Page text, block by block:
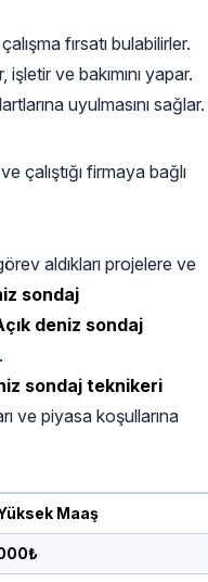
fırsatı bulabilirler.
ve bakımını yapar.
uyulmasını sağlar.
çalıştığı firmaya bağlı
aldıkları projelere ve
sondaj
deniz sondaj
sondaj teknikeri
ve piyasa koşullarına
Maaş